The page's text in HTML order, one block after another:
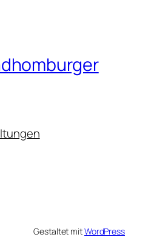
Gestaltet mitWordPress